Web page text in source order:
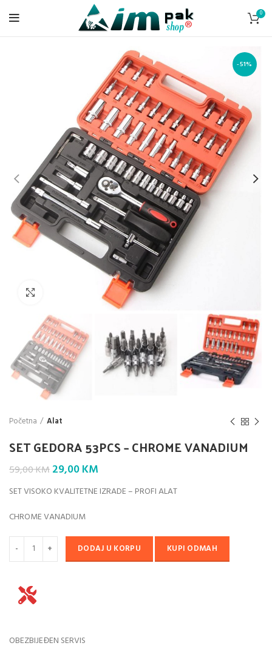
0
-51%
Početna Alat
SET GEDORA 53PCS – CHROME VANADIUM
59,00KMOriginal
was:
29,00KM
is:
SET VISOKO KVALITETNE IZRADE – PROFI ALAT
CHROME VANADIUM
DODAJ U KORPU KUPI ODMAH
OBEZBIJEĐEN SERVIS